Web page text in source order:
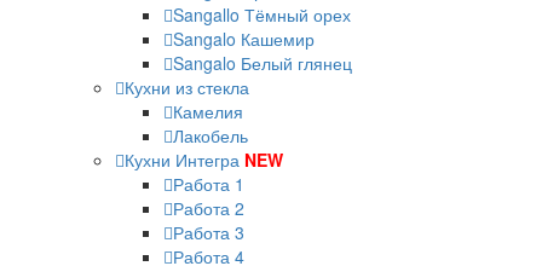
Sangallo Тёмный орех
Sangalo Кашемир
Sangalo Белый глянец
Кухни из стекла
Камелия
Лакобель
Кухни Интегра NEW
Работа 1
Работа 2
Работа 3
Работа 4